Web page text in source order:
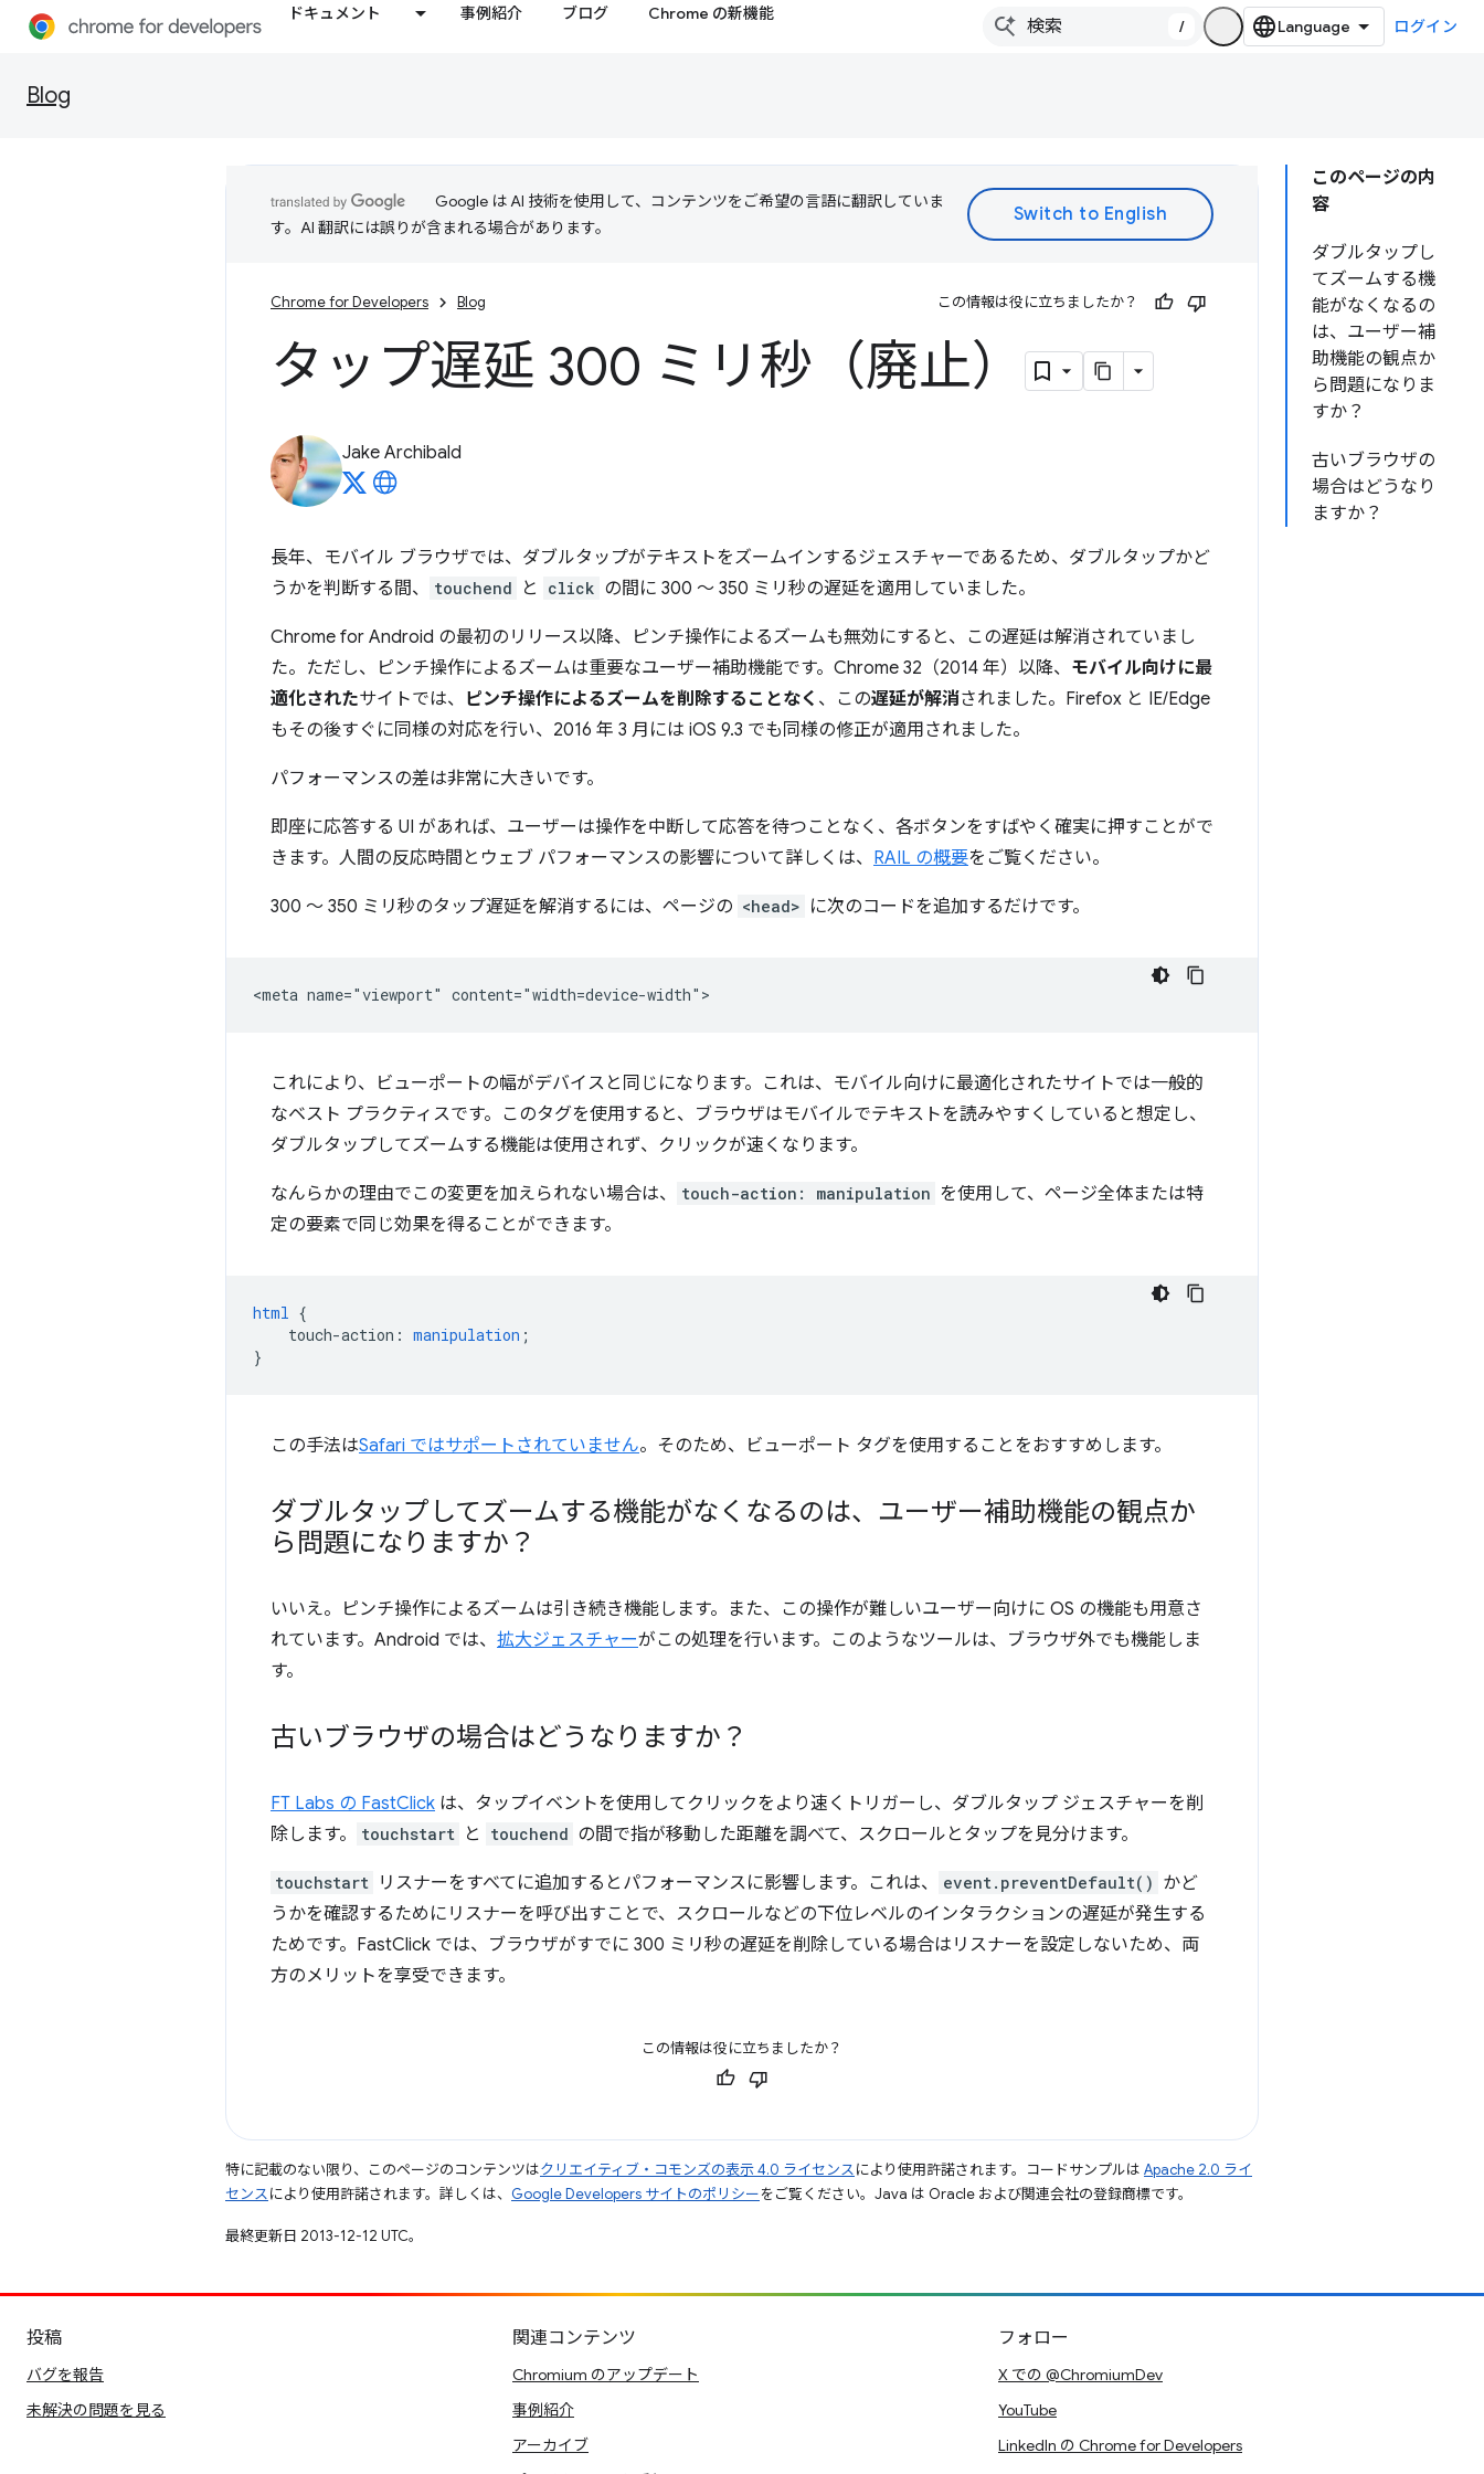
ドキュメント 事例紹介 ブログ Chrome の新機能
/ ログイン
Blog
このページの内
容
ダブルタップし
てズームする機
能がなくなるの
は、ユーザー補
助機能の観点か
ら問題になりま
すか？
古いブラウザの
場合はどうなり
ますか？
Google は AI 技術を使用して、コンテンツをご希望の言語に翻訳していま
す。AI 翻訳には誤りが含まれる場合があります。
Chrome for Developers Blog この情報は役に立ちましたか？
タップ遅延 300 ミリ秒（廃止）
Jake Archibald
長年、モバイル ブラウザでは、ダブルタップがテキストをズームインするジェスチャーであるため、ダブルタップかど
うかを判断する間、
touchend と click の間に 300 ～ 350 ミリ秒の遅延を適用していました。
Chrome for Android の最初のリリース以降、ピンチ操作によるズームも無効にすると、この遅延は解消されていまし
た。ただし、ピンチ操作によるズームは重要なユーザー補助機能です。Chrome 32（2014 年）以降、 モバイル向けに最
適化されたサイトでは、 ピンチ操作によるズームを削除することなく 、この遅延が解消されました。Firefox と IE/Edge
もその後すぐに同様の対応を行い、2016 年 3 月には iOS 9.3 でも同様の修正が適用されました。
パフォーマンスの差は非常に大きいです。
即座に応答する UI があれば、ユーザーは操作を中断して応答を待つことなく、各ボタンをすばやく確実に押すことがで
きます。人間の反応時間とウェブ パフォーマンスの影響について詳しくは、 RAIL の概要をご覧ください。
300 ～ 350 ミリ秒のタップ遅延を解消するには、ページの <head> に次のコードを追加するだけです。
これにより、ビューポートの幅がデバイスと同じになります。これは、モバイル向けに最適化されたサイトでは一般的
なベスト プラクティスです。このタグを使用すると、ブラウザはモバイルでテキストを読みやすくしていると想定し、
ダブルタップしてズームする機能は使用されず、クリックが速くなります。
なんらかの理由でこの変更を加えられない場合は、 touch-action: manipulation を使用して、ページ全体または特
定の要素で同じ効果を得ることができます。
html {
touch-action : manipulation ;
}
この手法はSafari ではサポートされていません。そのため、ビューポート タグを使用することをおすすめします。
ダブルタップしてズームする機能がなくなるのは、ユーザー補助機能の観点か
ら問題になりますか？
いいえ。ピンチ操作によるズームは引き続き機能します。また、この操作が難しいユーザー向けに OS の機能も用意さ
れています。Android では、 拡大ジェスチャーがこの処理を行います。このようなツールは、ブラウザ外でも機能しま
す。
古いブラウザの場合はどうなりますか？
FT Labs の FastClick は、タップイベントを使用してクリックをより速くトリガーし、ダブルタップ ジェスチャーを削
除します。
touchstart と touchend の間で指が移動した距離を調べて、スクロールとタップを見分けます。
touchstart リスナーをすべてに追加するとパフォーマンスに影響します。これは、 event.preventDefault() かど
うかを確認するためにリスナーを呼び出すことで、スクロールなどの下位レベルのインタラクションの遅延が発生する
ためです。FastClick では、ブラウザがすでに 300 ミリ秒の遅延を削除している場合はリスナーを設定しないため、両
方のメリットを享受できます。
この情報は役に立ちましたか？
特に記載のない限り、このページのコンテンツはクリエイティブ・コモンズの表示 4.0 ライセンスにより使用許諾されます。コードサンプルは Apache 2.0 ライ
センスにより使用許諾されます。詳しくは、 Google Developers サイトのポリシーをご覧ください。Java は Oracle および関連会社の登録商標です。
最終更新日 2013-12-12 UTC。
投稿
バグを報告
未解決の問題を見る
関連コンテンツ
Chromium のアップデート
事例紹介
アーカイブ
フォロー
X での @ChromiumDev
YouTube
LinkedIn の Chrome for Developers